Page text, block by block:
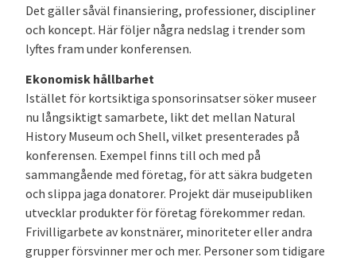
Det gäller såväl finansiering, professioner, discipliner
och koncept. Här följer några nedslag i trender som
lyftes fram under konferensen.
Ekonomisk hållbarhet
Istället för kortsiktiga sponsorinsatser söker museer
nu långsiktigt samarbete, likt det mellan Natural
History Museum och Shell, vilket presenterades på
konferensen. Exempel finns till och med på
sammangående med företag, för att säkra budgeten
och slippa jaga donatorer. Projekt där museipubliken
utvecklar produkter för företag förekommer redan.
Frivilligarbete av konstnärer, minoriteter eller andra
grupper försvinner mer och mer. Personer som tidigare